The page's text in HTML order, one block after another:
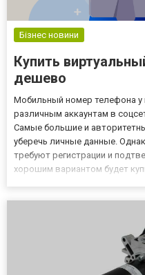
Бізнес новини
Купить
дешево
Мобильный номер телефона у
различным аккаунтам в
Самые большие и
уберечь личные данные.
требуют регистрации и
хорошим вариантом будет